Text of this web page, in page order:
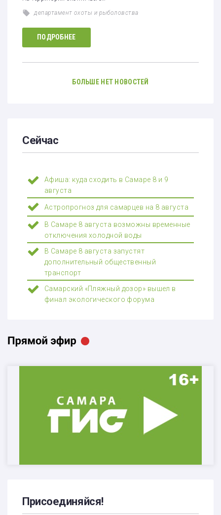
департамент охоты и рыболовства
ПОДРОБНЕЕ
БОЛЬШЕ НЕТ НОВОСТЕЙ
Сейчас
Афиша: куда сходить в Самаре 8 и 9
августа
Астропрогноз для самарцев на 8 августа
В Самаре 8 августа возможны временные
отключения холодной воды
В Самаре 8 августа запустят
дополнительный общественный
транспорт
Самарский «Пляжный дозор» вышел в
финал экологического форума
Присоединяйся!